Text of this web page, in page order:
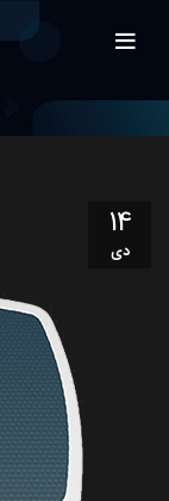
14
دی
آماده پاسخگویی به
سلام، لطفاً
پشتیبانی
فروش